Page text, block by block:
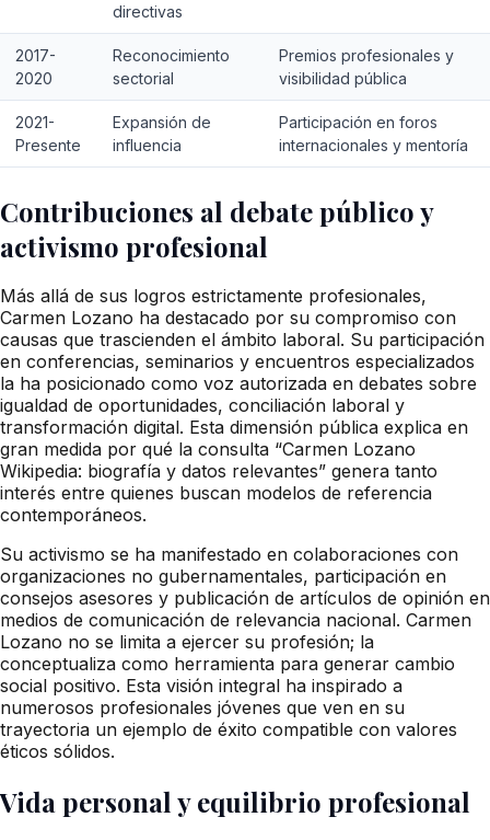
directivas
2017-
2020
Reconocimiento
sectorial
Premios profesionales y
visibilidad pública
2021-
Presente
Expansión de
influencia
Participación en foros
internacionales y mentoría
Contribuciones al debate público y
activismo profesional
Más allá de sus logros estrictamente profesionales,
Carmen Lozano ha destacado por su compromiso con
causas que trascienden el ámbito laboral. Su participación
en conferencias, seminarios y encuentros especializados
la ha posicionado como voz autorizada en debates sobre
igualdad de oportunidades, conciliación laboral y
transformación digital. Esta dimensión pública explica en
gran medida por qué la consulta “Carmen Lozano
Wikipedia: biografía y datos relevantes” genera tanto
interés entre quienes buscan modelos de referencia
contemporáneos.
Su activismo se ha manifestado en colaboraciones con
organizaciones no gubernamentales, participación en
consejos asesores y publicación de artículos de opinión en
medios de comunicación de relevancia nacional. Carmen
Lozano no se limita a ejercer su profesión; la
conceptualiza como herramienta para generar cambio
social positivo. Esta visión integral ha inspirado a
numerosos profesionales jóvenes que ven en su
trayectoria un ejemplo de éxito compatible con valores
éticos sólidos.
Vida personal y equilibrio profesional